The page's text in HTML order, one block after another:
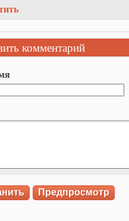
комментарий